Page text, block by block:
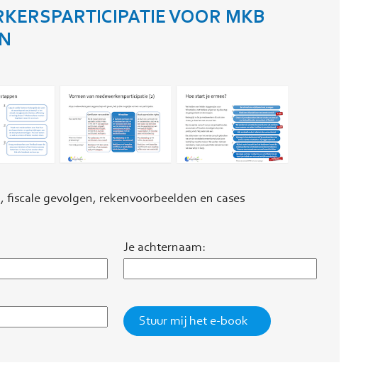
VOOR MKB
fiscale gevolgen, rekenvoorbeelden en cases
Je achternaam: